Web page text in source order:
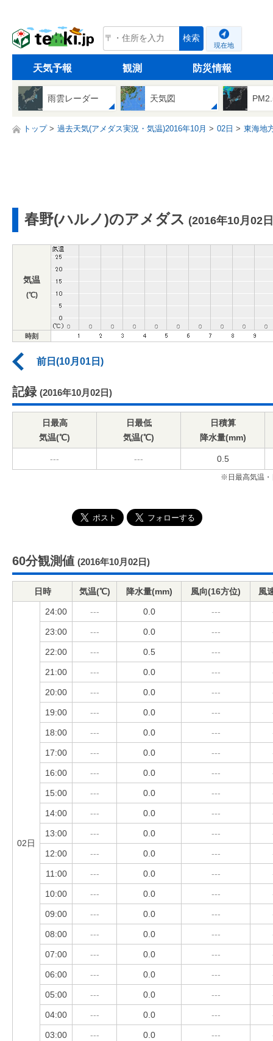
tenki.jp 検索
現在地
天気予報 観測 防災情報
雨雲レーダー 天気図
トップ 過去天気(アメダス実況・気温)2016年10月 02日 東海地
春野(ハルノ)のアメダス (2016年10月02
気温
(℃)
時刻
前日(10月01日)
記録 (2016年10月02日)
日最高
気温(℃)
日最低
気温(℃)
日積算
降水量(mm)
--- --- 0.5
※日最高気温・
60分観測値 (2016年10月02日)
日時 気温(℃) 降水量(mm) 風向(16方位) 風
02日
24:00 --- 0.0 ---
23:00 --- 0.0 ---
22:00 --- 0.5 ---
21:00 --- 0.0 ---
20:00 --- 0.0 ---
19:00 --- 0.0 ---
18:00 --- 0.0 ---
17:00 --- 0.0 ---
16:00 --- 0.0 ---
15:00 --- 0.0 ---
14:00 --- 0.0 ---
13:00 --- 0.0 ---
12:00 --- 0.0 ---
11:00 --- 0.0 ---
10:00 --- 0.0 ---
09:00 --- 0.0 ---
08:00 --- 0.0 ---
07:00 --- 0.0 ---
06:00 --- 0.0 ---
05:00 --- 0.0 ---
04:00 --- 0.0 ---
03:00 --- 0.0 ---